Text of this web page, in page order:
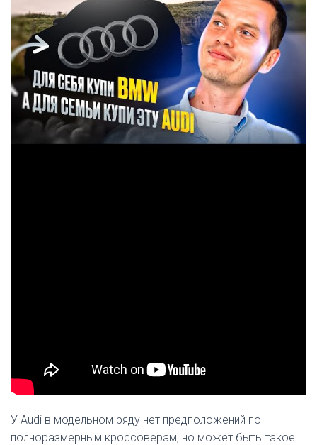
У Audi в модельном ряду нет предположений по
полноразмерным кроссоверам, но может быть такое